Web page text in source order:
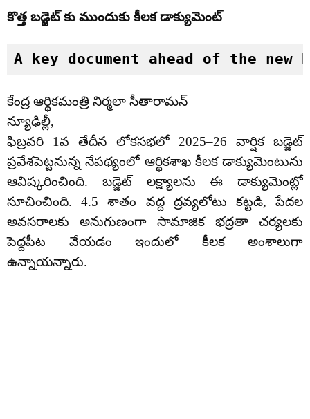
కొత్త బడ్జెట్ కు ముందుకు కీలక డాక్యుమెంట్
A key document ahead of the new
కేంద్ర ఆర్థికమంత్రి నిర్మలా సీతారామన్
న్యూఢిల్లీ,
ఫిబ్రవరి 1వ తేదీన లోకసభలో 2025–26 వార్షిక బడ్జెట్
ప్రవేశపెట్టనున్న నేపథ్యంలో ఆర్థికశాఖ కీలక డాక్యుమెంటును
ఆవిష్కరించింది. బడ్జెట్ లక్ష్యాలను ఈ డాక్యుమెంట్లో
సూచించింది. 4.5 శాతం వద్ద ద్రవ్యలోటు కట్టడి, పేదల
అవసరాలకు అనుగుణంగా సామాజిక భద్రతా చర్యలకు
పెద్దపీట వేయడం ఇందులో కీలక అంశాలుగా
ఉన్నాయన్నారు.